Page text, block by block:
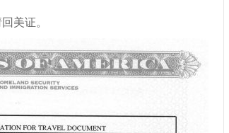
美证。